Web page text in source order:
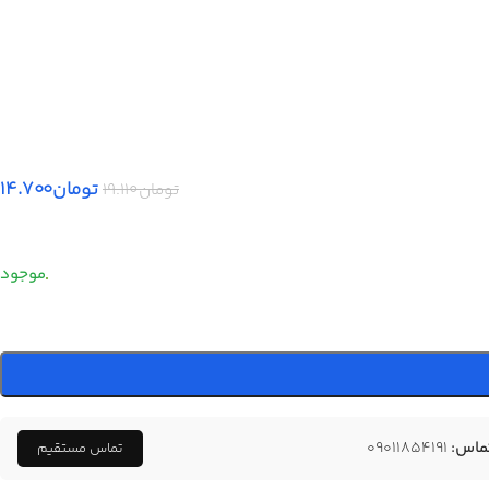
تومان۱۹.۱۱۰تومان۱۴.۷۰۰
09011854191 تماس مستقیم